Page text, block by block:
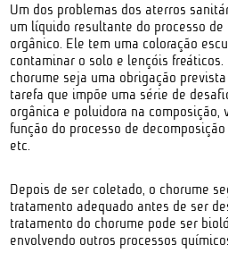
Um dos problemas dos aterros
um líquido resultante do processo
orgânico. Ele tem uma coloração
contaminar o solo e lençóis
chorume seja uma obrigação
tarefa que impõe uma série de
orgânica e poluidora na composição,
função do processo de
etc.
Depois de ser coletado, o chorume
tratamento adequado antes de ser
tratamento do chorume pode ser
envolvendo outros processos